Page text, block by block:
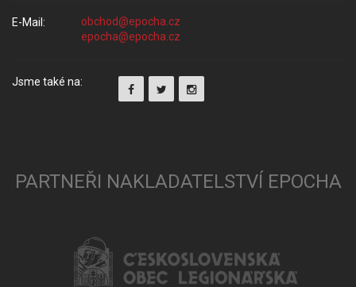
E-Mail:
Jsme také na:
PARTNEŘI NAKLADATELSTVÍ EPOCHA